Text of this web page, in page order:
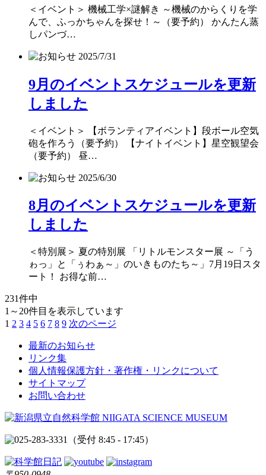
＜イベント＞ 機械工学×謎解き ～機械のからくりを学
んで、ふっかちゃんを探せ！～（要予約） かんたん蒸
しパンづ…
2025/7/31
9月のイベントスケジュールを更新
しました
＜イベント＞ 【ボランティアイベント】段ボール空気
砲を作ろう（要予約） 【ナイトイベント】星空観望会
（要予約） 昼…
2025/6/30
8月のイベントスケジュールを更新
しました
＜特別展＞ 夏の特別展 「リトルモンスター展 ～「う
ゎっ」と「ぅわぁ～」のいきものたち～」7月19日スタ
ート！ お得な前…
231件中
1～20件目を表示しています
1 2 3 4 5 6 7 8 9 次のページ
最新のお知らせ
リンク集
個人情報保護方針・著作権・リンクについて
サイトマップ
お問い合わせ
（受付 8:45 - 17:45）